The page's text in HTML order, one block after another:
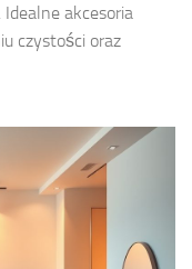
akcesoria
czystości oraz